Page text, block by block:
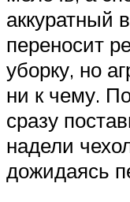
аккуратный
переносит
уборку, но
ни к чему.
сразу
надели
дожидаясь